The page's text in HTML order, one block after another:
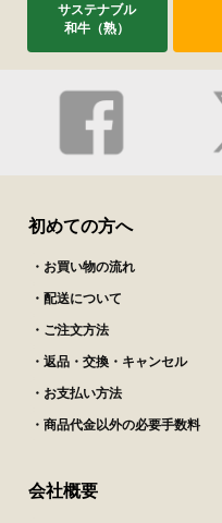
サステナブル
和牛（熟）
初めての方へ
・お買い物の流れ
・配送について
・ご注文方法
・返品・交換・キャンセル
・お支払い方法
・商品代金以外の必要手数料
会社概要